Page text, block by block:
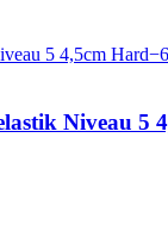
−
Niveau 5